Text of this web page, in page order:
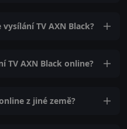
TV AXN Black?
TV AXN Black online?
z jiné země?